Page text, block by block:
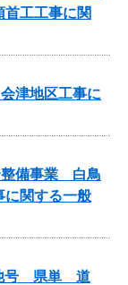
工工事に関
津地区工事に
整備事業 白鳥
関する一般
他号 県単 道